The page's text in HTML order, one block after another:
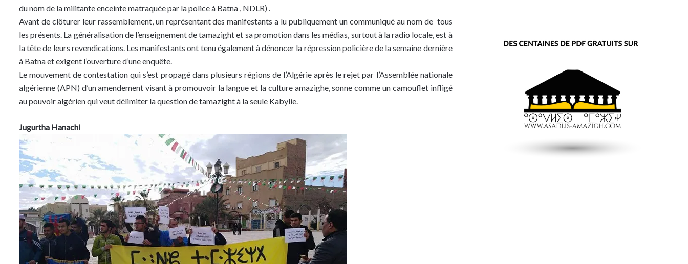
du nom de la militante enceinte matraquée par la police à Batna , NDLR) .
Avant de clôturer leur rassemblement, un représentant des manifestants a lu publiquement un communiqué au nom de tous
les présents. La généralisation de l’enseignement de tamazight et sa promotion dans les médias, surtout à la radio locale, est à
la tête de leurs revendications. Les manifestants ont tenu également à dénoncer la répression policière de la semaine dernière
à Batna et exigent l’ouverture d’une enquête.
Le mouvement de contestation qui s’est propagé dans plusieurs régions de l’Algérie après le rejet par l’Assemblée nationale
algérienne (APN) d’un amendement visant à promouvoir la langue et la culture amazighe, sonne comme un camouflet infligé
au pouvoir algérien qui veut délimiter la question de tamazight à la seule Kabylie.
Jugurtha Hanachi